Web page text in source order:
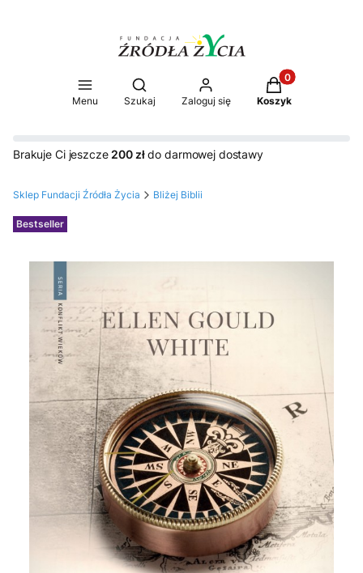
Menu
Otwórz wyszukiwarkę
Szukaj Zaloguj się
Produkty w
Koszyk
Brakuje Ci jeszcze 200 złdo darmowej dostawy
Sklep Fundacji Źródła Życia Bliżej Biblii
Etykiety
Bestseller